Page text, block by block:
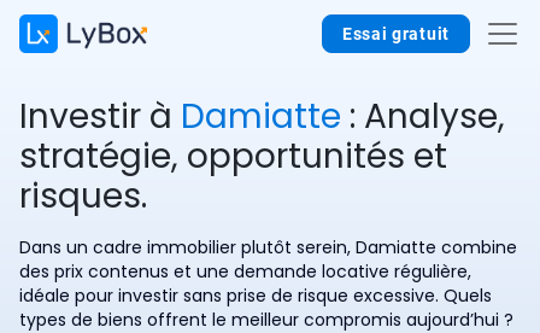
Essai gratuit
Investir à Damiatte : Analyse,
stratégie, opportunités et
risques.
Dans un cadre immobilier plutôt serein, Damiatte combine
des prix contenus et une demande locative régulière,
idéale pour investir sans prise de risque excessive. Quels
types de biens offrent le meilleur compromis aujourd’hui ?